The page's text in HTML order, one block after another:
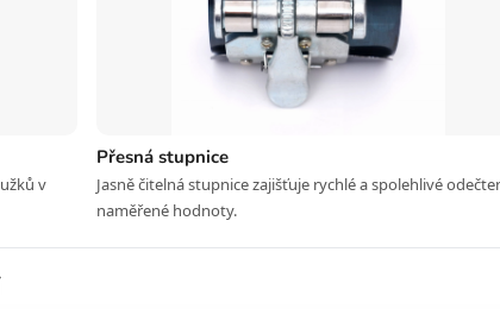
v
Přesná stupnice
Jasně čitelná stupnice zajišťuje rychlé a spolehlivé
naměřené hodnoty.